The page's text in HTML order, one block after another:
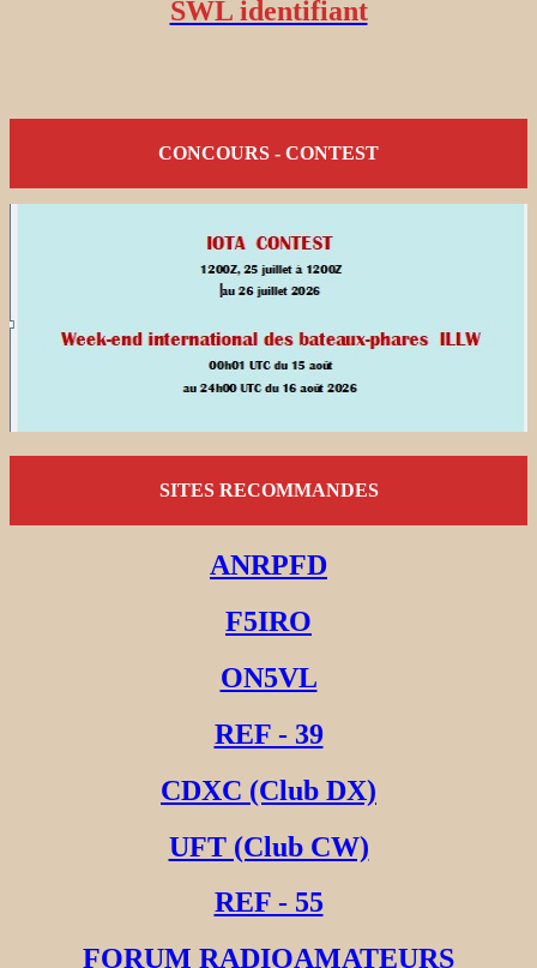
SWL identifiant
CONCOURS - CONTEST
SITES RECOMMANDES
ANRPFD
F5IRO
ON5VL
REF - 39
CDXC (Club DX)
UFT (Club CW)
REF - 55
FORUM RADIOAMATEURS